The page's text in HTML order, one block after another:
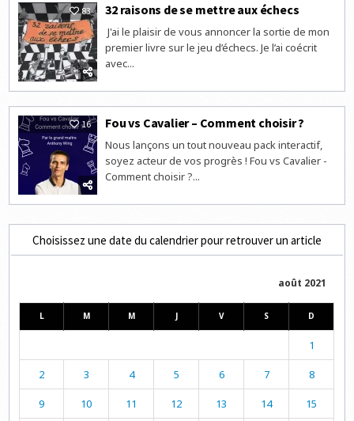
83 32 raisons de se mettre aux échecs
J'ai le plaisir de vous annoncer la sortie de mon
premier livre sur le jeu d’échecs. Je l’ai coécrit
avec...
16 Fou vs Cavalier – Comment choisir ?
Nous lançons un tout nouveau pack interactif,
soyez acteur de vos progrès ! Fou vs Cavalier -
Comment choisir ?...
Choisissez une date du calendrier pour retrouver un article
août 2021
L M M J V S D
1
2 3 4 5 6 7 8
9 10 11 12 13 14 15